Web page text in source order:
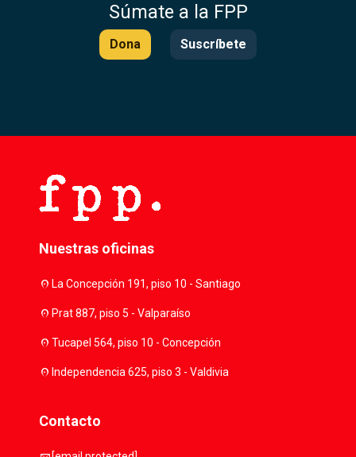
Súmate a la FPP
Dona Suscríbete
Nuestras oficinas
location_onLa Concepción 191, piso 10 - Santiago
location_onPrat 887, piso 5 - Valparaíso
location_onTucapel 564, piso 10 - Concepción
location_onIndependencia 625, piso 3 - Valdivia
Contacto